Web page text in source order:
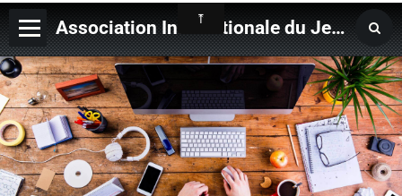
Association Internationale du Jeu de Ficelle
Page d'accueil
Derniers ajouts